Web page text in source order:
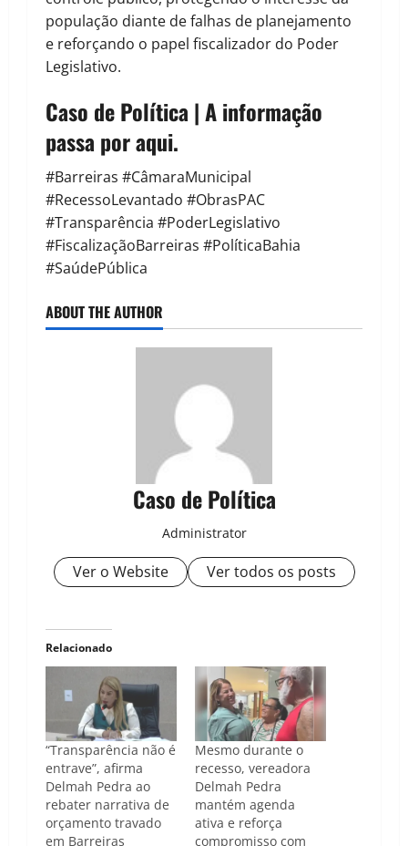
população diante de falhas de planejamento
e reforçando o papel fiscalizador do Poder
Legislativo.
Caso de Política | A informação
passa por aqui.
#Barreiras #CâmaraMunicipal
#RecessoLevantado #ObrasPAC
#Transparência #PoderLegislativo
#FiscalizaçãoBarreiras #PolíticaBahia
#SaúdePública
ABOUT THE AUTHOR
Caso de Política
Administrator
Ver o Website Ver todos os posts
Relacionado
“Transparência não é
entrave”, afirma
Delmah Pedra ao
rebater narrativa de
orçamento travado
em Barreiras
Mesmo durante o
recesso, vereadora
Delmah Pedra
mantém agenda
ativa e reforça
compromisso com